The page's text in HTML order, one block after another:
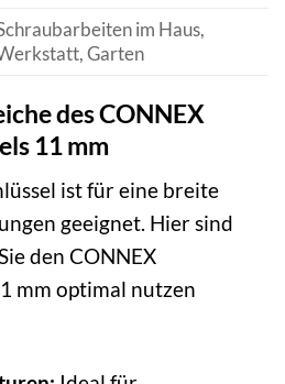
im Haus,
Garten
des CONNEX
11 mm
ist für eine breite
geeignet. Hier sind
den CONNEX
mm optimal nutzen